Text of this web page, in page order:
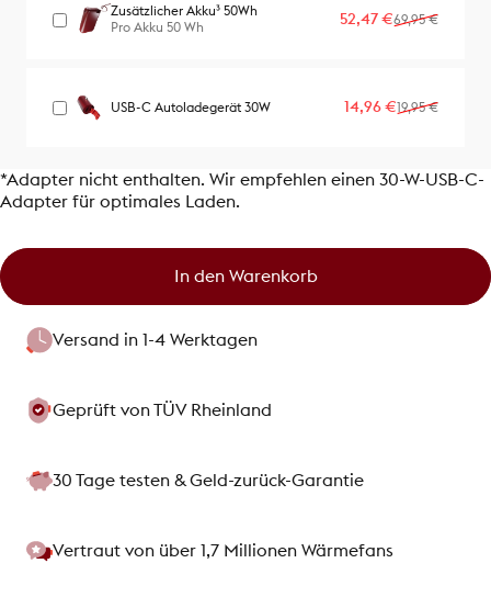
Zusätzlicher Akku³ 50Wh
Pro Akku 50 Wh
Verkaufspreis
52,47 €
Normaler Preis
69,95 €
USB-C Autoladegerät 30W Verkaufspreis
14,96 €
Normaler Preis
19,95 €
*Adapter nicht enthalten. Wir empfehlen einen 30-W-USB-C-
Adapter für optimales Laden.
In den Warenkorb
Versand in 1-4 Werktagen
Geprüft von TÜV Rheinland
30 Tage testen & Geld-zurück-Garantie
Vertraut von über 1,7 Millionen Wärmefans